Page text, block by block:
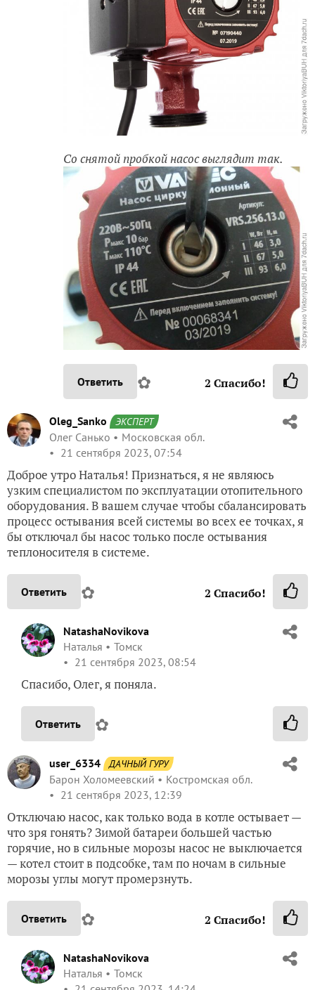
Со снятой пробкой насос выглядит так.
Ответить ✿ 2 Спасибо!
Oleg_Sanko ЭКСПЕРТ
Олег Санько
Московская обл.
21 сентября 2023, 07:54
Доброе утро Наталья! Признаться, я не являюсь
узким специалистом по эксплуатации отопительного
оборудования. В вашем случае чтобы сбалансировать
процесс остывания всей системы во всех ее точках, я
бы отключал бы насос только после остывания
теплоносителя в системе.
Ответить ✿ 2 Спасибо!
NatashaNovikova
Наталья
Томск
21 сентября 2023, 08:54
Спасибо, Олег, я поняла.
Ответить ✿
user_6334 ДАЧНЫЙ ГУРУ
Барон Холомеевский
Костромская обл.
21 сентября 2023, 12:39
Отключаю насос, как только вода в котле остывает —
что зря гонять? Зимой батареи большей частью
горячие, но в сильные морозы насос не выключается
— котел стоит в подсобке, там по ночам в сильные
морозы углы могут промерзнуть.
Ответить ✿ 2 Спасибо!
NatashaNovikova
Наталья
Томск